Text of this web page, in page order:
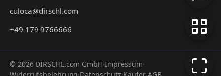
culoca@dirschl.com
+49 179 9766666
© 2026 DIRSCHL.com GmbH·Impressum·